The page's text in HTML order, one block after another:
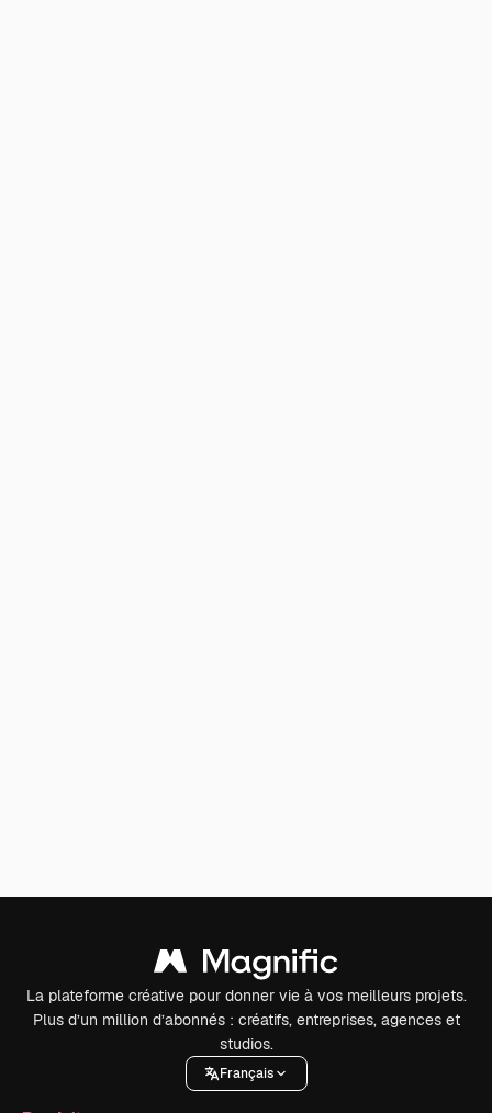
La plateforme créative pour donner vie à vos meilleurs projets.
Plus d’un million d’abonnés : créatifs, entreprises, agences et
studios.
Français